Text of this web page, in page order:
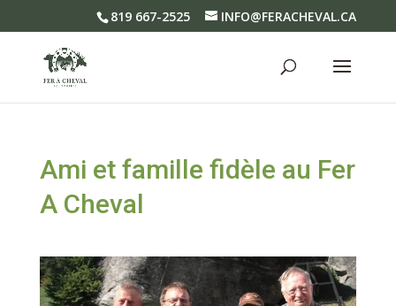
819 667-2525 INFO@FERACHEVAL.CA
Ami et famille fidèle au Fer
A Cheval